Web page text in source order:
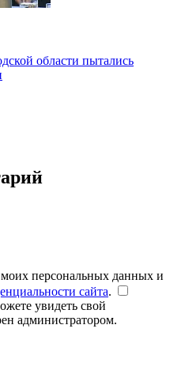
области пытались
персональных данных и
сайта.
увидеть свой
администратором.